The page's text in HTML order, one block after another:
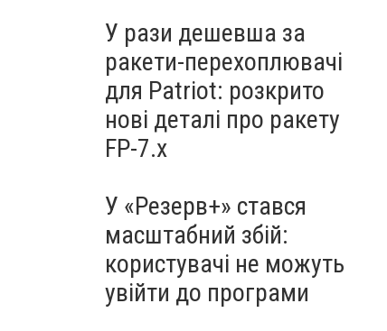
У рази дешевша за
ракети-перехоплювачі
для Patriot: розкрито
нові деталі про ракету
FP-7.x
У «Резерв+» стався
масштабний збій:
користувачі не можуть
увійти до програми